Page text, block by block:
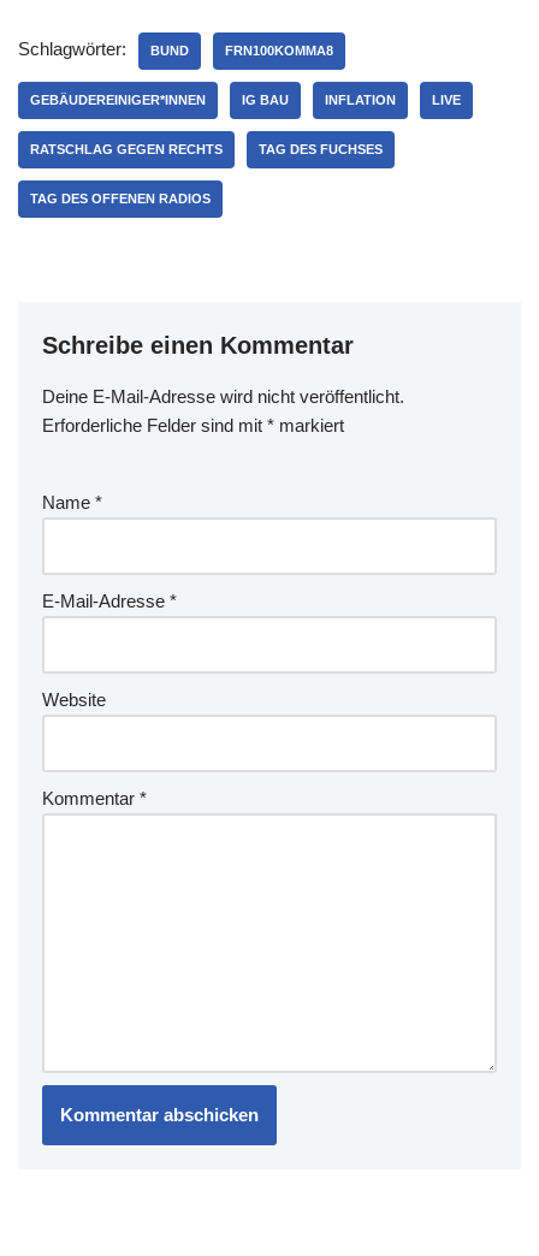
Schlagwörter: BUND FRN100KOMMA8
GEBÄUDEREINIGER*INNEN IG BAU INFLATION LIVE
RATSCHLAG GEGEN RECHTS TAG DES FUCHSES
TAG DES OFFENEN RADIOS
Schreibe einen Kommentar
Deine E-Mail-Adresse wird nicht veröffentlicht.
Erforderliche Felder sind mit * markiert
Name *
E-Mail-Adresse *
Website
Kommentar *